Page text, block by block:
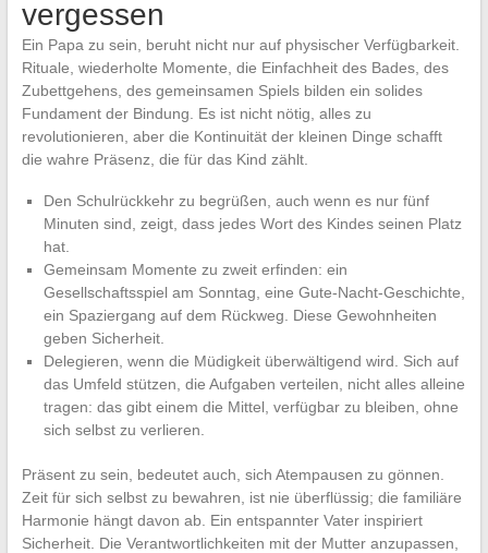
vergessen
Ein Papa zu sein, beruht nicht nur auf physischer Verfügbarkeit.
Rituale, wiederholte Momente, die Einfachheit des Bades, des
Zubettgehens, des gemeinsamen Spiels bilden ein solides
Fundament der Bindung. Es ist nicht nötig, alles zu
revolutionieren, aber die Kontinuität der kleinen Dinge schafft
die wahre Präsenz, die für das Kind zählt.
Den Schulrückkehr zu begrüßen, auch wenn es nur fünf
Minuten sind, zeigt, dass jedes Wort des Kindes seinen Platz
hat.
Gemeinsam Momente zu zweit erfinden: ein
Gesellschaftsspiel am Sonntag, eine Gute-Nacht-Geschichte,
ein Spaziergang auf dem Rückweg. Diese Gewohnheiten
geben Sicherheit.
Delegieren, wenn die Müdigkeit überwältigend wird. Sich auf
das Umfeld stützen, die Aufgaben verteilen, nicht alles alleine
tragen: das gibt einem die Mittel, verfügbar zu bleiben, ohne
sich selbst zu verlieren.
Präsent zu sein, bedeutet auch, sich Atempausen zu gönnen.
Zeit für sich selbst zu bewahren, ist nie überflüssig; die familiäre
Harmonie hängt davon ab. Ein entspannter Vater inspiriert
Sicherheit. Die Verantwortlichkeiten mit der Mutter anzupassen,